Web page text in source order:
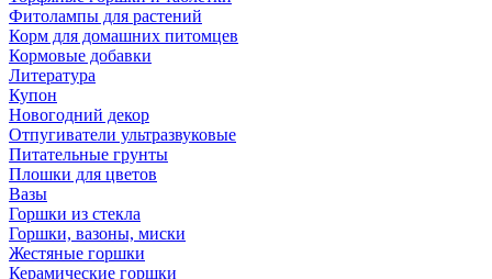
Фитолампы для растений
Корм для домашних питомцев
Кормовые добавки
Литература
Купон
Новогодний декор
Отпугиватели ультразвуковые
Питательные грунты
Плошки для цветов
Вазы
Горшки из стекла
Горшки, вазоны, миски
Жестяные горшки
Керамические горшки